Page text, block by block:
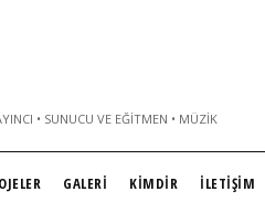
• SUNUCU VE EĞITMEN • MÜZIK
GALERİ KİMDİR İLETİŞİM